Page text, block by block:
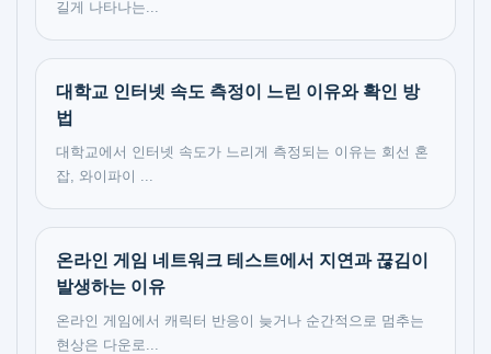
길게 나타나는...
대학교 인터넷 속도 측정이 느린 이유와 확인 방
법
대학교에서 인터넷 속도가 느리게 측정되는 이유는 회선 혼
잡, 와이파이 ...
온라인 게임 네트워크 테스트에서 지연과 끊김이
발생하는 이유
온라인 게임에서 캐릭터 반응이 늦거나 순간적으로 멈추는
현상은 다운로...